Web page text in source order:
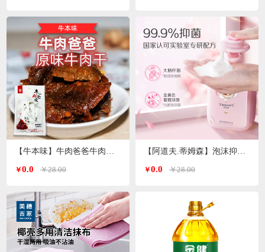
￥0.0 ￥28.00 ￥0.0 ￥28.00